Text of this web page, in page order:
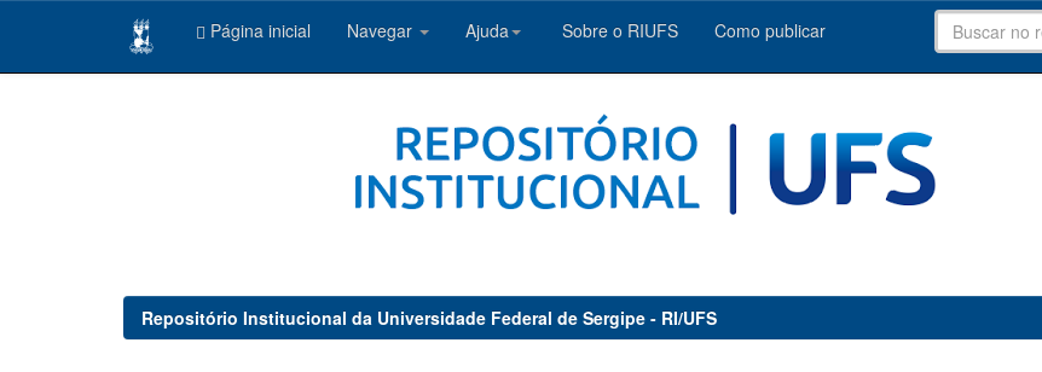
Página inicial Navegar Ajuda Sobre o RIUFS Como publicar
Repositório Institucional da Universidade Federal de Sergipe - RI/UFS